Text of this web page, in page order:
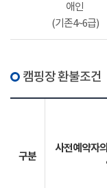
애인
(기존4~6급)
캠핑장 환불조건
구분
사전예약자